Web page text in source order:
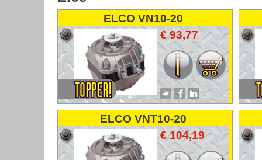
ELCO VN10-20
VENTILATORMOTOR
FANMOTOR
€ 93,77
ELCO VNT10-20
VENTILATORMOTOR
FANMOTOR
€ 104,19